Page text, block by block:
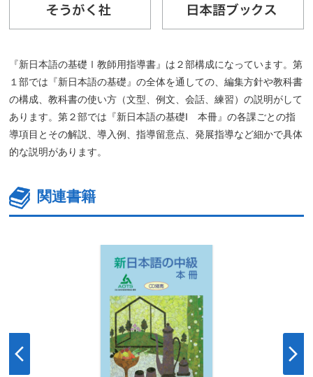
『新日本語の基礎Ⅰ教師用指導書』は２部構成になっています。第
１部では『新日本語の基礎』の全体を通しての、編集方針や教科書
の構成、教科書の使い方（文型、例文、会話、練習）の説明がして
あります。第２部では『新日本語の基礎I 本冊』の各課ごとの指
導項目とその解説、導入例、指導留意点、発展指導など細かで具体
的な説明があります。
関連書籍